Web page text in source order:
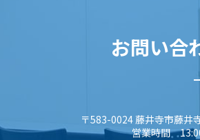
お問い合
〒583-0024 藤井寺市藤井
営業時間